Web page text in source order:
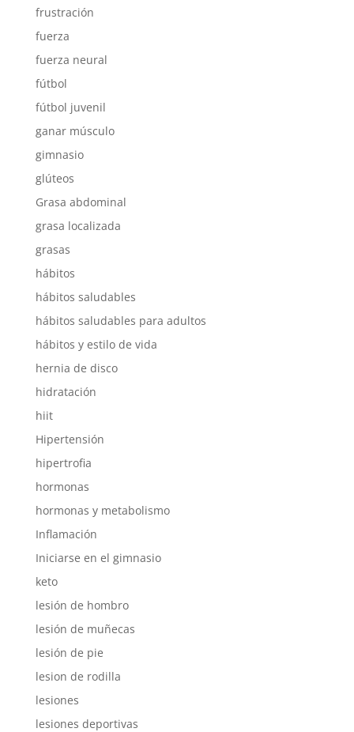
frustración
fuerza
fuerza neural
fútbol
fútbol juvenil
ganar músculo
gimnasio
glúteos
Grasa abdominal
grasa localizada
grasas
hábitos
hábitos saludables
hábitos saludables para adultos
hábitos y estilo de vida
hernia de disco
hidratación
hiit
Hipertensión
hipertrofia
hormonas
hormonas y metabolismo
Inflamación
Iniciarse en el gimnasio
keto
lesión de hombro
lesión de muñecas
lesión de pie
lesion de rodilla
lesiones
lesiones deportivas